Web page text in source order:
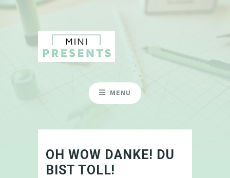
MENU
OH WOW DANKE! DU
BIST TOLL!